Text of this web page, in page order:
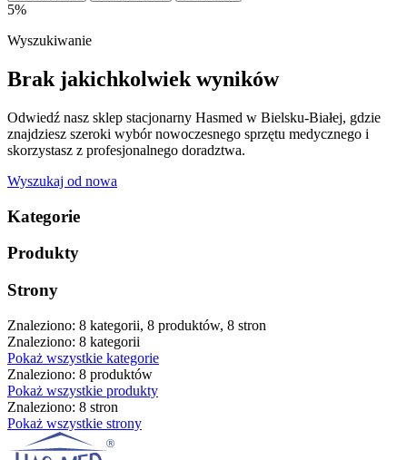
5%
Wyszukiwanie
Brak jakichkolwiek wyników
Odwiedź nasz sklep stacjonarny Hasmed w Bielsku-Białej, gdzie
znajdziesz szeroki wybór nowoczesnego sprzętu medycznego i
skorzystasz z profesjonalnego doradztwa.
Wyszukaj od nowa
Kategorie
Produkty
Strony
Znaleziono: 8 kategorii, 8 produktów, 8 stron
Znaleziono: 8 kategorii
Pokaż wszystkie kategorie
Znaleziono: 8 produktów
Pokaż wszystkie produkty
Znaleziono: 8 stron
Pokaż wszystkie strony